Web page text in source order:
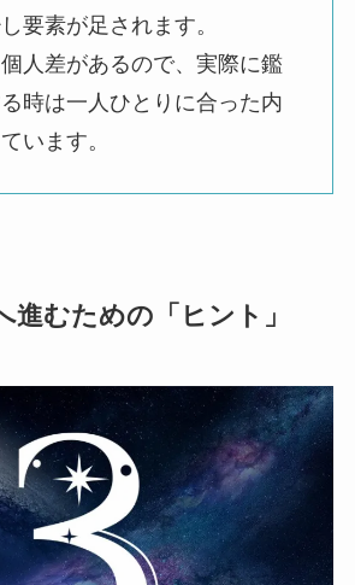
要素が足されます。
人差があるので、実際に鑑
時は一人ひとりに合った内
います。
進むための「ヒント」